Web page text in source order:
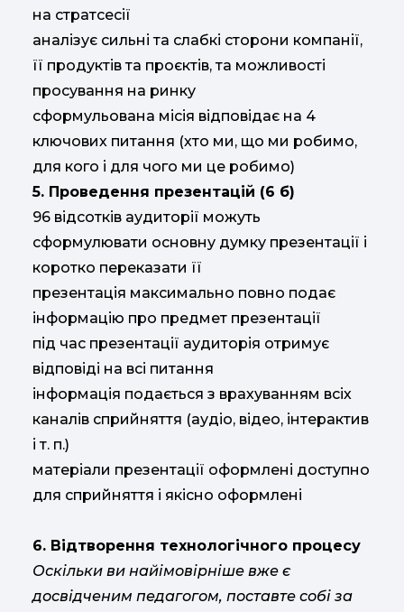
на стратсесії
аналізує сильні та слабкі сторони компанії,
її продуктів та проєктів, та можливості
просування на ринку
сформульована місія відповідає на 4
ключових питання (хто ми, що ми робимо,
для кого і для чого ми це робимо)
5. Проведення презентацій (6 б)
96 відсотків аудиторії можуть
сформулювати основну думку презентації і
коротко переказати її
презентація максимально повно подає
інформацію про предмет презентації
під час презентації аудиторія отримує
відповіді на всі питання
інформація подається з врахуванням всіх
каналів сприйняття (аудіо, відео, інтерактив
і т. п.)
матеріали презентації оформлені доступно
для сприйняття і якісно оформлені
6. Відтворення технологічного процесу
Оскільки ви найімовірніше вже є
досвідченим педагогом, поставте собі за